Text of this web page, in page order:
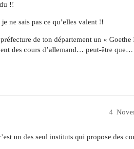
!!
ne sais pas ce qu’elles valent !!
de ton département un «
des cours d’allemand… peut-être
4
un des seul instituts qui propose des